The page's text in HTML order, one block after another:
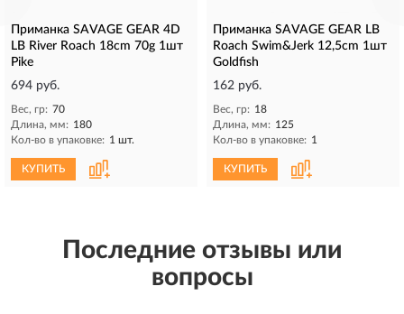
Приманка SAVAGE GEAR 4D
LB River Roach 18cm 70g 1шт
Pike
694 руб.
Вес, гр: 70
Длина, мм: 180
Кол-во в упаковке: 1 шт.
КУПИТЬ
Приманка SAVAGE GEAR LB
Roach Swim&Jerk 12,5cm 1шт
Goldfish
162 руб.
Вес, гр: 18
Длина, мм: 125
Кол-во в упаковке: 1
КУПИТЬ
Последние отзывы или
вопросы